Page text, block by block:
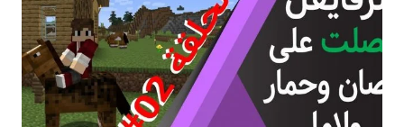
#SMARTCRAFT